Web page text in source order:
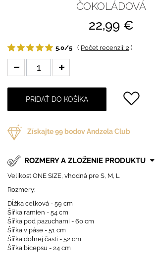
ČOKOLÁDOVÁ
22,99 €
5.0/5 ( Počet recenzií: 2 )
PRIDAŤ DO KOŠÍKA
Získajte99 bodov Andzela Club
ROZMERY A ZLOŽENIE PRODUKTU
Velikost ONE SIZE, vhodná pre S, M, L
Rozmery:
Dĺžka celková - 59 cm
Šířka ramien - 54 cm
Šířka pod pazuchami - 60 cm
Šířka v páse - 51 cm
Šířka dolnej časti - 52 cm
Šířka bicepsu - 24 cm